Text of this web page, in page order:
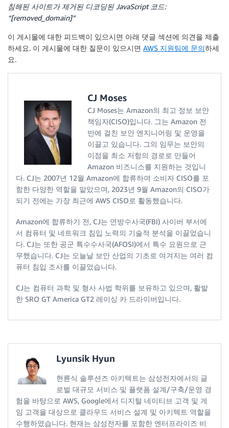
침해된 사이트가 제거된 디코딩된 JavaScript 코드:
“[removed_domain]”
이 게시물에 대한 피드백이 있으시면 아래 댓글 섹션에 의견을 제출
하세요. 이 게시물에 대한 질문이 있으시면 AWS 지원팀에 문의하세
요.
CJ Moses
CJ Moses는 Amazon의 최고 정보 보안
책임자(CISO)입니다. 그는 Amazon 전
반에 걸친 보안 엔지니어링 및 운영을
이끌고 있습니다. 그의 임무는 보안의
이점을 최소 저항의 경로로 만들어
Amazon 비즈니스를 지원하는 것입니
다. CJ는 2007년 12월 Amazon에 합류하여 소비자 CISO를 포
함한 다양한 역할을 맡았으며, 2023년 9월 Amazon의 CISO가
되기 전에는 가장 최근에 AWS CISO로 활동했습니다.
Amazon에 합류하기 전, CJ는 연방수사국(FBI) 사이버 부서에
서 컴퓨터 및 네트워크 침입 노력의 기술적 분석을 이끌었습니
다. CJ는 또한 공군 특수수사국(AFOSI)에서 특수 요원으로 근
무했습니다. CJ는 오늘날 보안 산업의 기초로 여겨지는 여러 컴
퓨터 침입 조사를 이끌었습니다.
CJ는 컴퓨터 과학 및 형사 사법 학위를 보유하고 있으며, 활발
한 SRO GT America GT2 레이싱 카 드라이버입니다.
Lyunsik Hyun
현륜식 솔루션즈 아키텍트는 삼성전자에서의 글
로벌 대규모 서비스 및 플랫폼 설계/구축/운영 경
험을 바탕으로 AWS, Google에서 디지털 네이티브 고객 및 게
임 고객을 대상으로 클라우드 서비스 설계 및 아키텍트 역할을
수행하였습니다. 현재는 삼성전자를 포함한 엔터프라이즈 비